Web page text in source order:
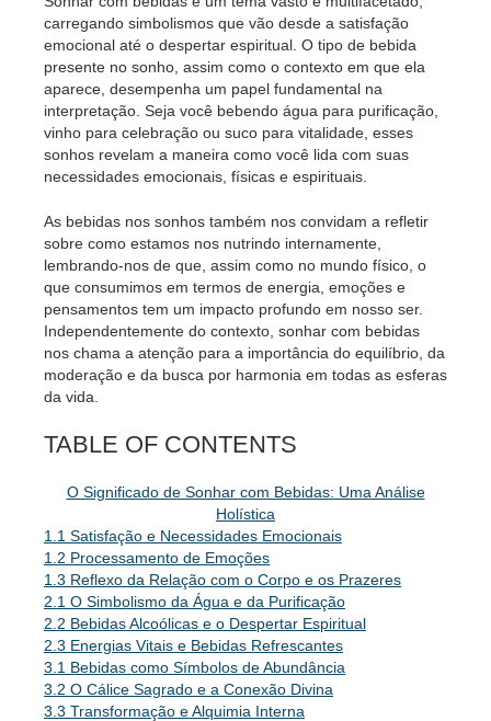
carregando simbolismos que vão desde a satisfação
emocional até o despertar espiritual. O tipo de bebida
presente no sonho, assim como o contexto em que ela
aparece, desempenha um papel fundamental na
interpretação. Seja você bebendo água para purificação,
vinho para celebração ou suco para vitalidade, esses
sonhos revelam a maneira como você lida com suas
necessidades emocionais, físicas e espirituais.
As bebidas nos sonhos também nos convidam a refletir
sobre como estamos nos nutrindo internamente,
lembrando-nos de que, assim como no mundo físico, o
que consumimos em termos de energia, emoções e
pensamentos tem um impacto profundo em nosso ser.
Independentemente do contexto, sonhar com bebidas
nos chama a atenção para a importância do equilíbrio, da
moderação e da busca por harmonia em todas as esferas
da vida.
TABLE OF CONTENTS
O Significado de Sonhar com Bebidas: Uma Análise
Holística
1.1 Satisfação e Necessidades Emocionais
1.2 Processamento de Emoções
1.3 Reflexo da Relação com o Corpo e os Prazeres
2.1 O Simbolismo da Água e da Purificação
2.2 Bebidas Alcoólicas e o Despertar Espiritual
2.3 Energias Vitais e Bebidas Refrescantes
3.1 Bebidas como Símbolos de Abundância
3.2 O Cálice Sagrado e a Conexão Divina
3.3 Transformação e Alquimia Interna